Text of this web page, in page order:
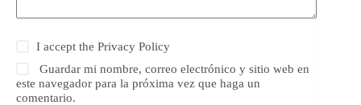
I accept thePrivacy Policy
Guardar mi nombre, correo electrónico y sitio web en
este navegador para la próxima vez que haga un
comentario.